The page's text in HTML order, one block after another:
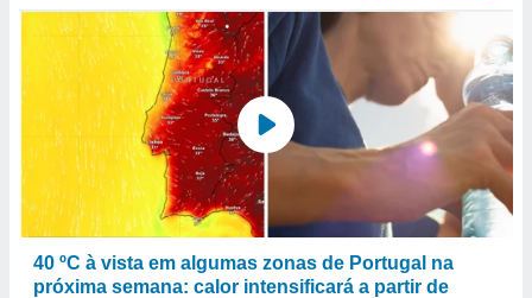
40 ºC à vista em algumas zonas de Portugal na
próxima semana: calor intensificará a partir de